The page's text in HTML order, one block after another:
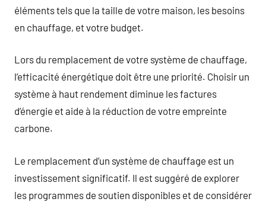
éléments tels que la taille de votre maison, les besoins
en chauffage, et votre budget.
Lors du remplacement de votre système de chauffage,
l’efficacité énergétique doit être une priorité. Choisir un
système à haut rendement diminue les factures
d’énergie et aide à la réduction de votre empreinte
carbone.
Le remplacement d’un système de chauffage est un
investissement significatif. Il est suggéré de explorer
les programmes de soutien disponibles et de considérer